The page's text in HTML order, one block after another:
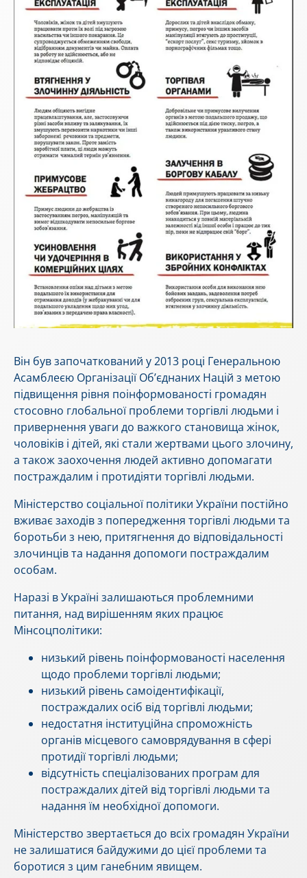
Він був започаткований у 2013 році Генеральною
Асамблеєю Організації Об’єднаних Націй з метою
підвищення рівня поінформованості громадян
стосовно глобальної проблеми торгівлі людьми і
привернення уваги до важкого становища жінок,
чоловіків і дітей, які стали жертвами цього злочину,
а також заохочення людей активно допомагати
постраждалим і протидіяти торгівлі людьми.
Міністерство соціальної політики України постійно
вживає заходів з попередження торгівлі людьми та
боротьби з нею, притягнення до відповідальності
злочинців та надання допомоги постраждалим
особам.
Наразі в Україні залишаються проблемними
питання, над вирішенням яких працює
Мінсоцполітики:
низький рівень поінформованості населення
щодо проблеми торгівлі людьми;
низький рівень самоідентифікації,
постраждалих осіб від торгівлі людьми;
недостатня інституційна спроможність
органів місцевого самоврядування в сфері
протидії торгівлі людьми;
відсутність спеціалізованих програм для
постраждалих дітей від торгівлі людьми та
надання їм необхідної допомоги.
Міністерство звертається до всіх громадян України
не залишатися байдужими до цієї проблеми та
боротися з цим ганебним явищем.